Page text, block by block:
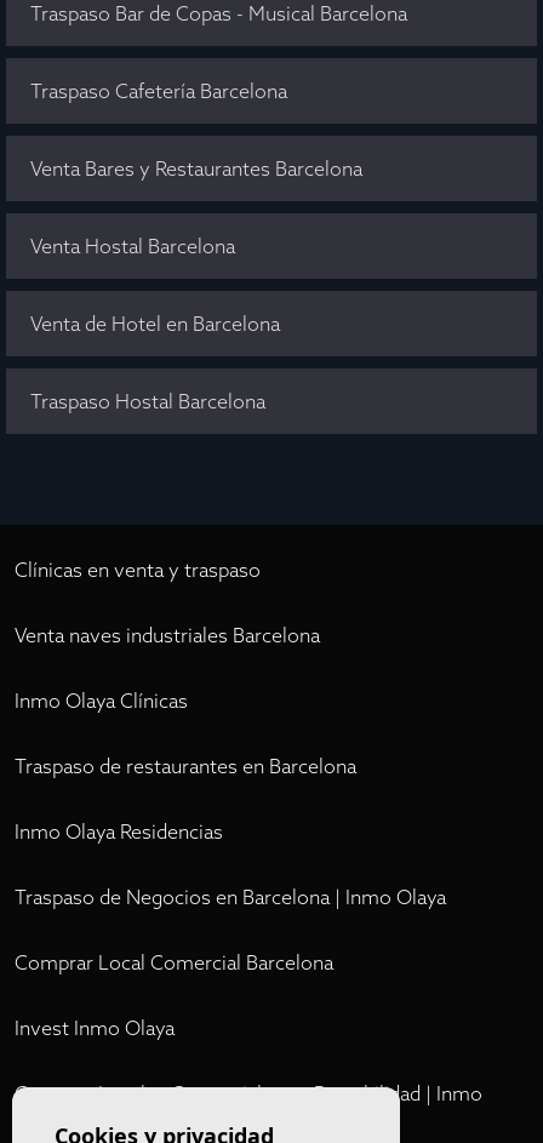
Traspaso Bar de Copas - Musical Barcelona
Traspaso Cafetería Barcelona
Venta Bares y Restaurantes Barcelona
Venta Hostal Barcelona
Venta de Hotel en Barcelona
Traspaso Hostal Barcelona
Clínicas en venta y traspaso
Venta naves industriales Barcelona
Inmo Olaya Clínicas
Traspaso de restaurantes en Barcelona
Inmo Olaya Residencias
Traspaso de Negocios en Barcelona | Inmo Olaya
Comprar Local Comercial Barcelona
Invest Inmo Olaya
Comprar Locales Comerciales en Rentabilidad | Inmo
OlayaCookies y privacidad